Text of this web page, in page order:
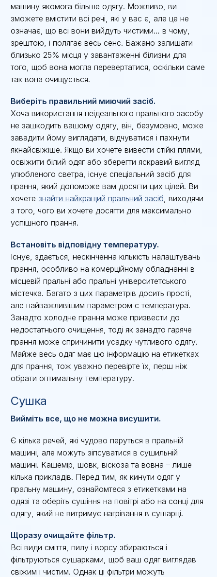
машину якомога більше одягу. Можливо, ви
зможете вмістити всі речі, які у вас є, але це не
означає, що всі вони вийдуть чистими… в чому,
зрештою, і полягає весь сенс. Бажано залишати
близько 25% місця у завантаженні білизни для
того, щоб вона могла перевертатися, оскільки саме
так вона очищується.
Виберіть правильний миючий засіб.
Хоча використання неідеального прального засобу
не зашкодить вашому одягу, він, безумовно, може
завадити йому виглядати, відчуватися і пахнути
якнайсвіжіше. Якщо ви хочете вивести стійкі плями,
освіжити білий одяг або зберегти яскравий вигляд
улюбленого светра, існує спеціальний засіб для
прання, який допоможе вам досягти цих цілей. Ви
хочете знайти найкращий пральний засіб , виходячи
з того, чого ви хочете досягти для максимально
успішного прання.
Встановіть відповідну температуру.
Існує, здається, нескінченна кількість налаштувань
прання, особливо на комерційному обладнанні в
місцевій пральні або пральні університетського
містечка. Багато з цих параметрів досить прості,
але найважливішим параметром є температура.
Занадто холодне прання може призвести до
недостатнього очищення, тоді як занадто гаряче
прання може спричинити усадку чутливого одягу.
Майже весь одяг має цю інформацію на етикетках
для прання, тож уважно перевірте їх, перш ніж
обрати оптимальну температуру.
Сушка
Вийміть все, що не можна висушити.
Є кілька речей, які чудово перуться в пральній
машині, але можуть зіпсуватися в сушильній
машині. Кашемір, шовк, віскоза та вовна – лише
кілька прикладів. Перед тим, як кинути одяг у
пральну машину, ознайомтеся з етикетками на
одязі та оберіть сушіння на повітрі або на сонці для
одягу, який не витримує нагрівання в сушарці.
Щоразу очищайте фільтр.
Всі види сміття, пилу і ворсу збираються і
фільтруються сушарками, щоб ваш одяг виглядав
свіжим і чистим. Однак ці фільтри можуть